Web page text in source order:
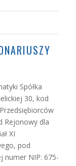
Spółka
30, kod
Rejonowy dla
XI
pod
numer NIP: 675-